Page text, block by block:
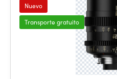
Nuevo
Transporte gratuito